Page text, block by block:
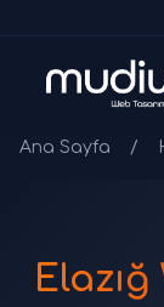
Ana Sayfa /
Elazığ